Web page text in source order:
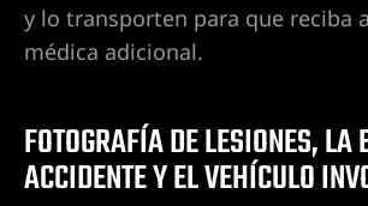
y lo transporten para que reciba
médica adicional.
FOTOGRAFÍA DE LESIONES, LA
ACCIDENTE Y EL VEHÍCULO